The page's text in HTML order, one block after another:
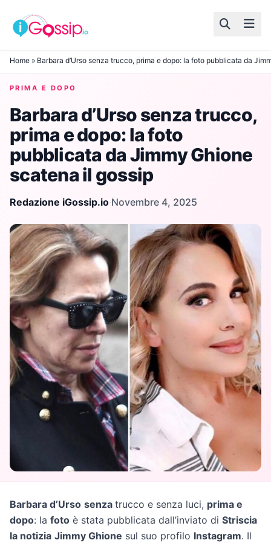
Skip to content
Home » Barbara d’Urso senza trucco, prima e dopo: la foto pubblicata da
PRIMA E DOPO
Barbara d’Urso senza trucco,
prima e dopo: la foto
pubblicata da Jimmy Ghione
scatena il gossip
Redazione iGossip.io·Novembre 4, 2025
Barbara d’Urso senza trucco e senza luci, prima e
dopo: la foto è stata pubblicata dall’inviato di Striscia
la notizia Jimmy Ghione sul suo profilo Instagram. Il